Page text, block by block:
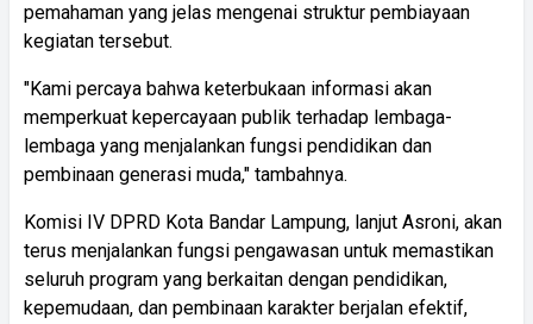
pemahaman yang jelas mengenai struktur pembiayaan
kegiatan tersebut.
"Kami percaya bahwa keterbukaan informasi akan
memperkuat kepercayaan publik terhadap lembaga-
lembaga yang menjalankan fungsi pendidikan dan
pembinaan generasi muda," tambahnya.
Komisi IV DPRD Kota Bandar Lampung, lanjut Asroni, akan
terus menjalankan fungsi pengawasan untuk memastikan
seluruh program yang berkaitan dengan pendidikan,
kepemudaan, dan pembinaan karakter berjalan efektif,